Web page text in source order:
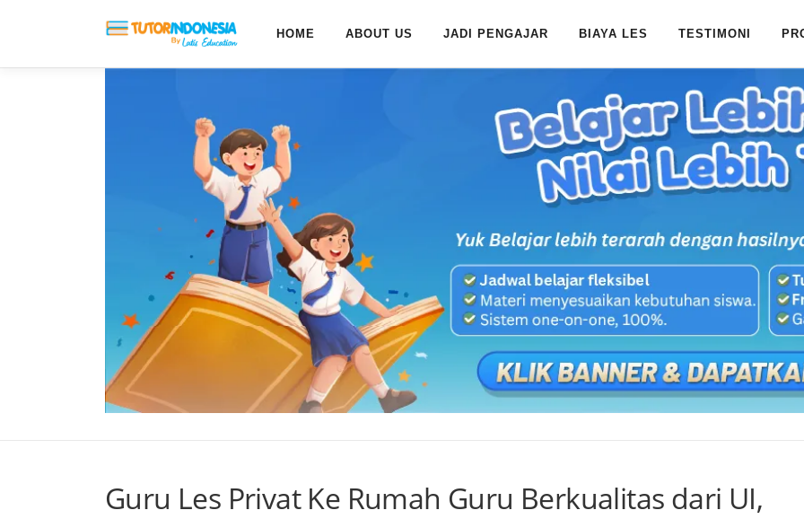
HOME ABOUT US JADI PENGAJAR BIAYA LES TESTIMONI
Guru Les Privat Ke Rumah Guru Berkualitas dari UI,